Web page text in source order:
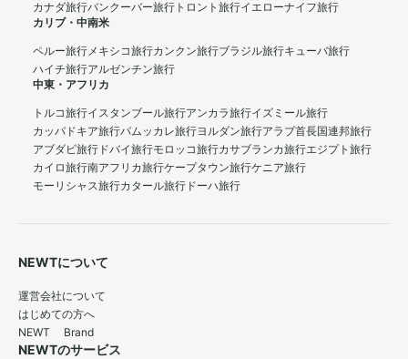
カナダ旅行バンクーバー旅行 トロント旅行イエローナイフ旅行
カリブ・中南米
ペルー旅行メキシコ旅行カンクン旅行ブラジル旅行キューバ旅行
ハイチ旅行アルゼンチン旅行
中東・アフリカ
トルコ旅行イスタンブール旅行アンカラ旅行イズミール旅行
カッパドキア旅行パムッカレ旅行ヨルダン旅行アラブ首長国連邦旅行
アブダビ旅行 ドバイ旅行モロッコ旅行カサブランカ旅行エジプト旅行
カイロ旅行南アフリカ旅行ケープタウン旅行ケニア旅行
モーリシャス旅行カタール旅行 ドーハ旅行
NEWTについて
運営会社について
はじめての方へ
NEWT Brand
NEWTのサービス